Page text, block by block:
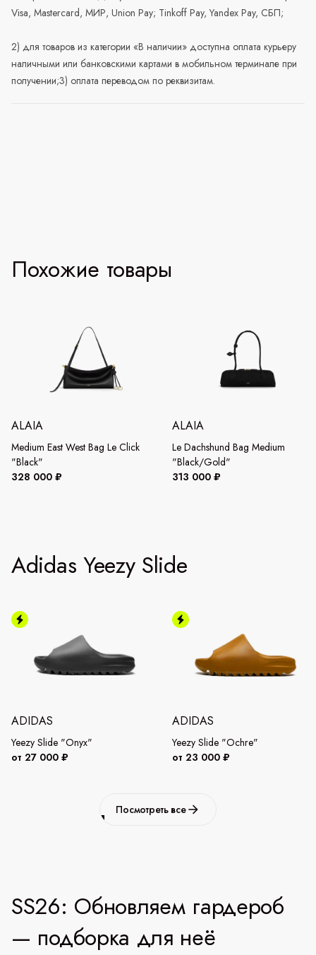
Visa, Mastercard, МИР, Union Pay; Tinkoff Pay, Yandex Pay, СБП;
2) для товаров из категории «В наличии» доступна оплата курьеру
наличными или банковскими картами в мобильном терминале при
получении;3) оплата переводом по реквизитам.
Похожие товары
ALAIA
Medium East West Bag Le Click
"Black"
328 000 ₽
ALAIA
Le Dachshund Bag Medium
"Black/Gold"
313 000 ₽
Adidas Yeezy Slide
ADIDAS
Yeezy Slide "Onyx"
от 27 000 ₽
ADIDAS
Yeezy Slide "Ochre"
от 23 000 ₽
Посмотреть все
SS26: Обновляем гардероб
— подборка для неё